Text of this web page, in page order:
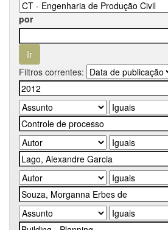
por
Filtros correntes: